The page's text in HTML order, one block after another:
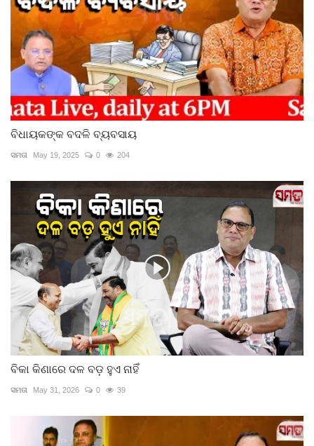
ବିଧାୟକଙ୍କ ବଦଳି ବ୍ୟବସାୟ
ସମତା May 19, 2025 0 204
ବିକା କିଣାରେ ଦଳ ବଡ଼ ହୁଏ ନାହିଁ
ସମତା May 31, 2026 0 39